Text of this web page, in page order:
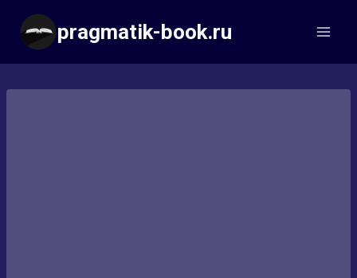
Перейти
содержимому
pragmatik-book.ru